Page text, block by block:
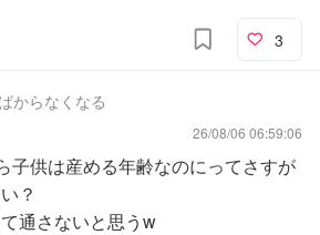
3
からなくなる
26/08/06 06:59:06
子供は産める年齢なのにってさすが
？
通さないと思うw